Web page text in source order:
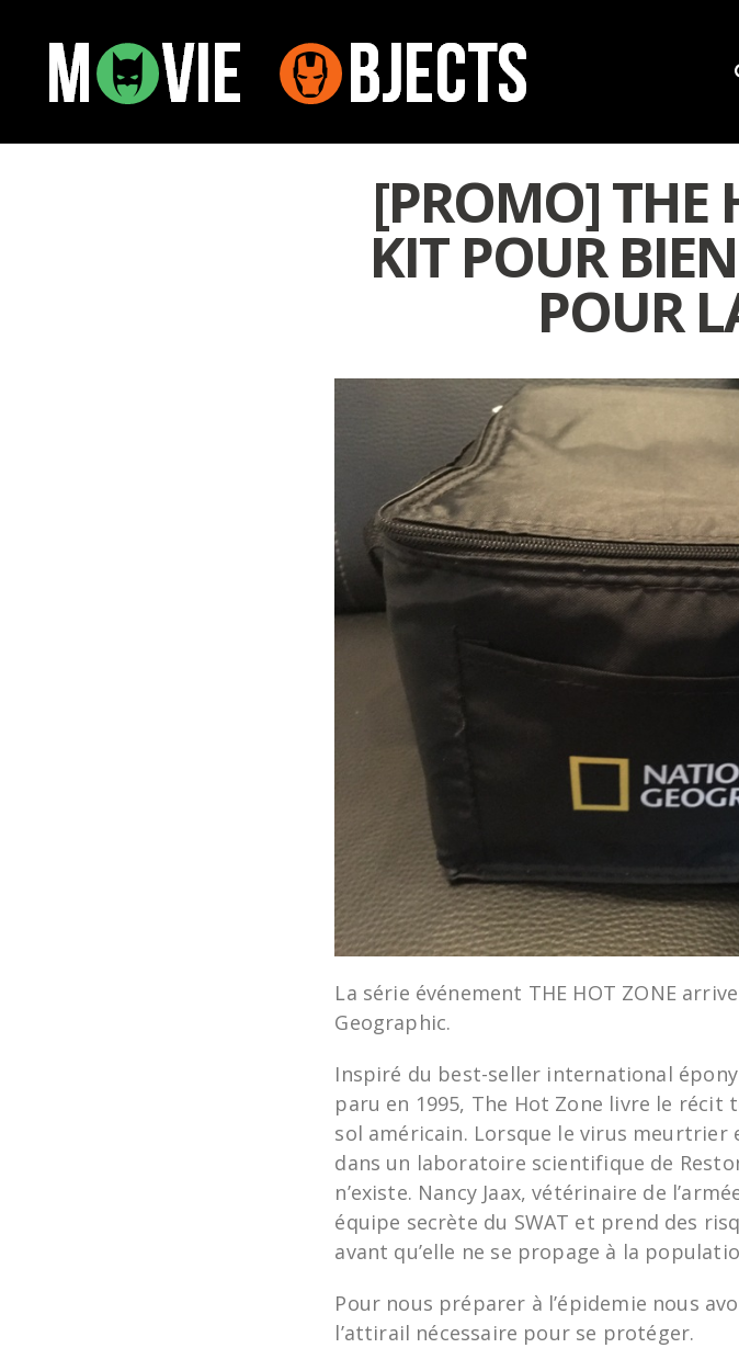
[PROMO] THE
KIT POUR
POUR
La série événement THE HOT ZONE
Geographic.
Inspiré du best-seller international
paru en 1995, The Hot Zone livre le récit
sol américain. Lorsque le virus meurtrier
dans un laboratoire scientifique de
n’existe. Nancy Jaax, vétérinaire de
équipe secrète du SWAT et prend des
avant qu’elle ne se propage à la
Pour nous préparer à l’épidemie nous
l’attirail nécessaire pour se protéger.